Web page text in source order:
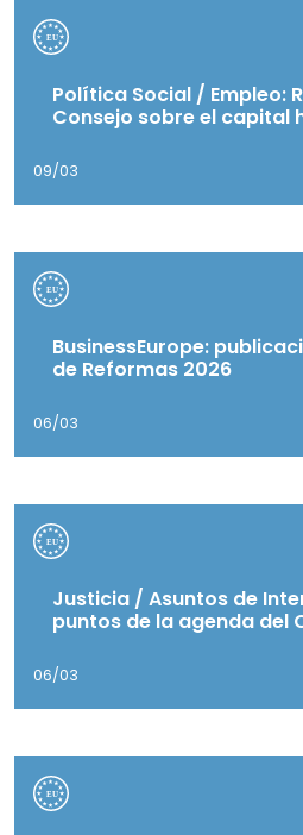
Política Social / Empleo:
Consejo sobre el capital
09/03
BusinessEurope:
de Reformas 2026
06/03
Justicia / Asuntos de
puntos de la agenda del
06/03